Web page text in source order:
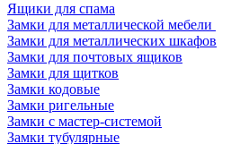
Ящики для спама
Замки для металлической мебели
Замки для металлических шкафов
Замки для почтовых ящиков
Замки для щитков
Замки кодовые
Замки ригельные
Замки с мастер-системой
Замки тубулярные